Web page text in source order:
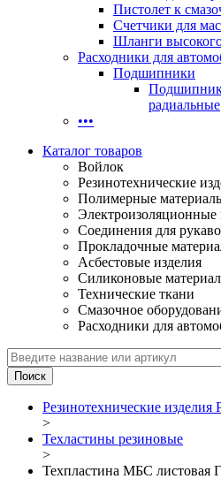
Пистолет к
Счетчики для
Шланги высокого
Расходники для
Подшипники
радиальные
•••
Каталог товаров
Войлок
Резинотехнические
Полимерные
Электроизоляционные
Соединения для
Прокладочные
Асбестовые изделия
Силиконовые
Технические ткани
Смазочное
Расходники для
Резинотехнические изделия
>
Техластины резиновые
>
Техпластина МБС листовая